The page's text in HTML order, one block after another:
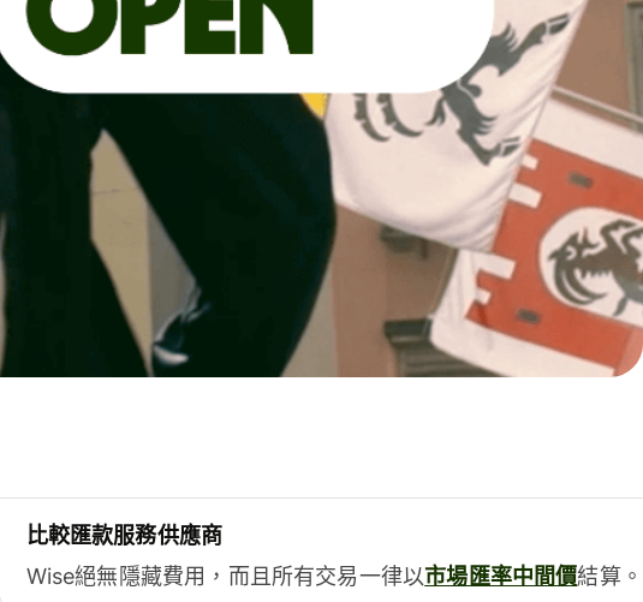
比較匯款服務供應商
Wise絕無隱藏費用，而且所有交易一律以市場匯率中間價結算。